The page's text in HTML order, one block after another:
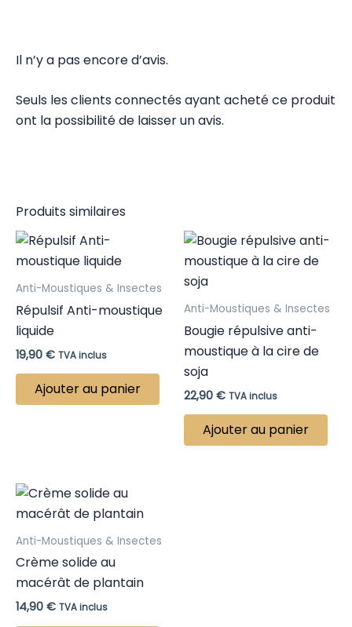
Il n’y a pas encore d’avis.
Seuls les clients connectés ayant acheté ce produit
ont la possibilité de laisser un avis.
Produits similaires
Anti-Moustiques & Insectes
Répulsif Anti-moustique
liquide
19,90 € TVA inclus
Ajouter au panier
Anti-Moustiques & Insectes
Bougie répulsive anti-
moustique à la cire de
soja
22,90 € TVA inclus
Ajouter au panier
Anti-Moustiques & Insectes
Crème solide au
macérât de plantain
14,90 € TVA inclus